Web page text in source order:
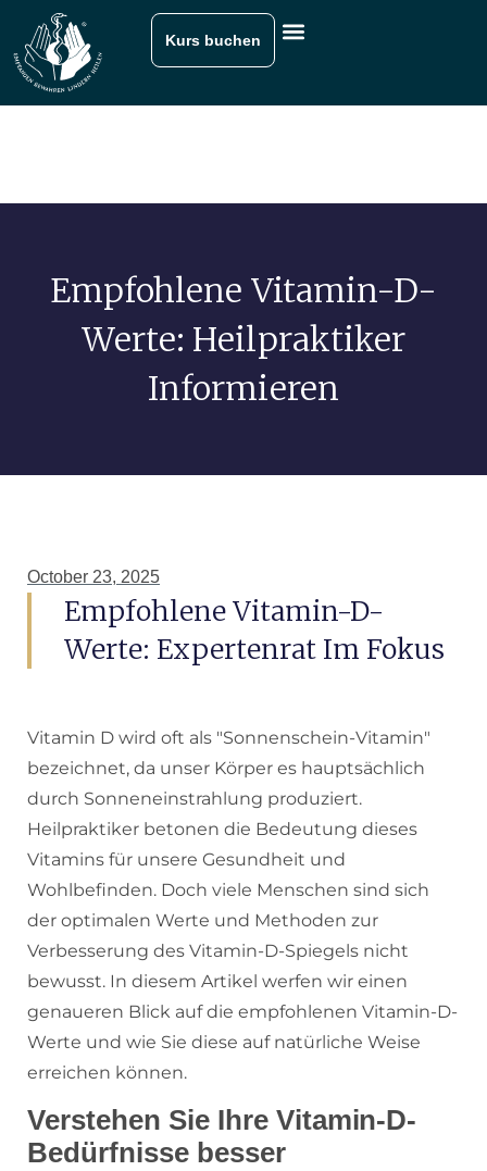
Kurs buchen
Empfohlene Vitamin-D-
Werte: Heilpraktiker
Informieren
October 23, 2025
Empfohlene Vitamin-D-
Werte: Expertenrat Im Fokus
Vitamin D wird oft als "Sonnenschein-Vitamin"
bezeichnet, da unser Körper es hauptsächlich
durch Sonneneinstrahlung produziert.
Heilpraktiker betonen die Bedeutung dieses
Vitamins für unsere Gesundheit und
Wohlbefinden. Doch viele Menschen sind sich
der optimalen Werte und Methoden zur
Verbesserung des Vitamin-D-Spiegels nicht
bewusst. In diesem Artikel werfen wir einen
genaueren Blick auf die empfohlenen Vitamin-D-
Werte und wie Sie diese auf natürliche Weise
erreichen können.
Verstehen Sie Ihre Vitamin-D-
Bedürfnisse besser